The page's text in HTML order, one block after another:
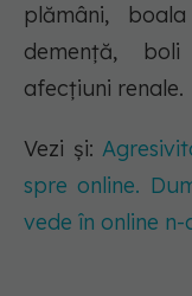
plămâni,
demență,
afecțiuni renale.
Vezi și:
spre online.
vede în online